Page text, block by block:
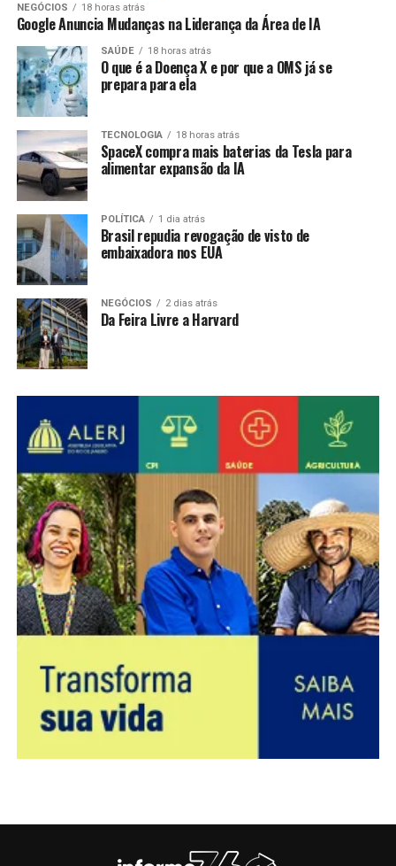
NEGÓCIOS 18 horas atrás
Google Anuncia Mudanças na Liderança da Área de IA
SAÚDE 18 horas atrás
O que é a Doença X e por que a OMS já se
prepara para ela
TECNOLOGIA 18 horas atrás
SpaceX compra mais baterias da Tesla para
alimentar expansão da IA
POLÍTICA 1 dia atrás
Brasil repudia revogação de visto de
embaixadora nos EUA
NEGÓCIOS 2 dias atrás
Da Feira Livre a Harvard